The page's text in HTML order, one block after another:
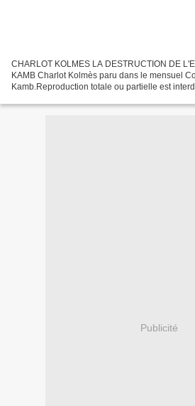
CHARLOT KOLMES LA DESTRUCTION DE
KAMB Charlot Kolmès paru dans le mensuel
Kamb.Reproduction totale ou partielle est
Publicité